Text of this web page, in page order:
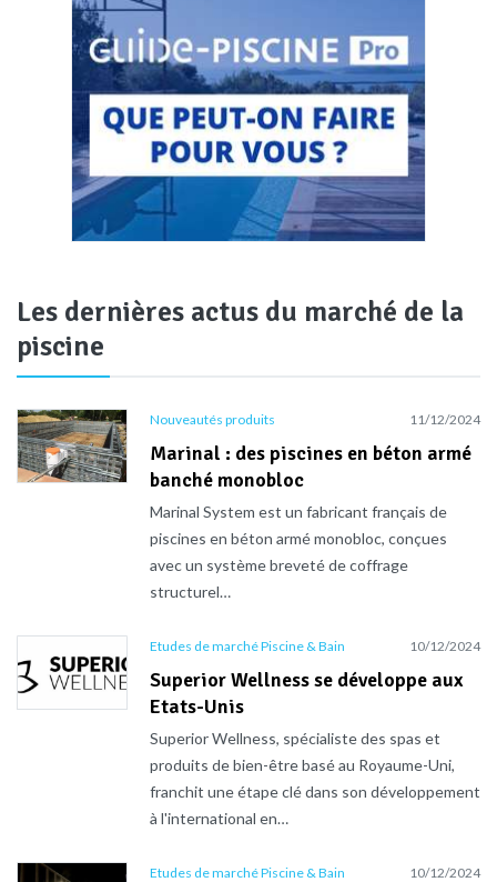
Les dernières actus du marché de la
piscine
Nouveautés produits 11/12/2024
Marinal : des piscines en béton armé
banché monobloc
Marinal System est un fabricant français de
piscines en béton armé monobloc, conçues
avec un système breveté de coffrage
structurel…
Etudes de marché Piscine & Bain 10/12/2024
Superior Wellness se développe aux
Etats-Unis
Superior Wellness, spécialiste des spas et
produits de bien-être basé au Royaume-Uni,
franchit une étape clé dans son développement
à l'international en…
Etudes de marché Piscine & Bain 10/12/2024